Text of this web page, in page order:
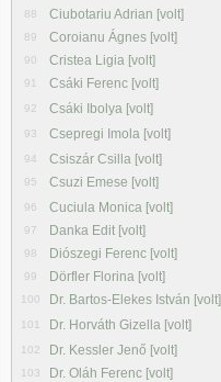
88 Ciubotariu Adrian [volt]
89 Coroianu Ágnes [volt]
90 Cristea Ligia [volt]
91 Csáki Ferenc [volt]
92 Csáki Ibolya [volt]
93 Csepregi Imola [volt]
94 Csiszár Csilla [volt]
95 Csuzi Emese [volt]
96 Cuciula Monica [volt]
97 Danka Edit [volt]
98 Diószegi Ferenc [volt]
99 Dörfler Florina [volt]
100 Dr. Bartos-Elekes István [volt]
101 Dr. Horváth Gizella [volt]
102 Dr. Kessler Jenő [volt]
103 Dr. Oláh Ferenc [volt]